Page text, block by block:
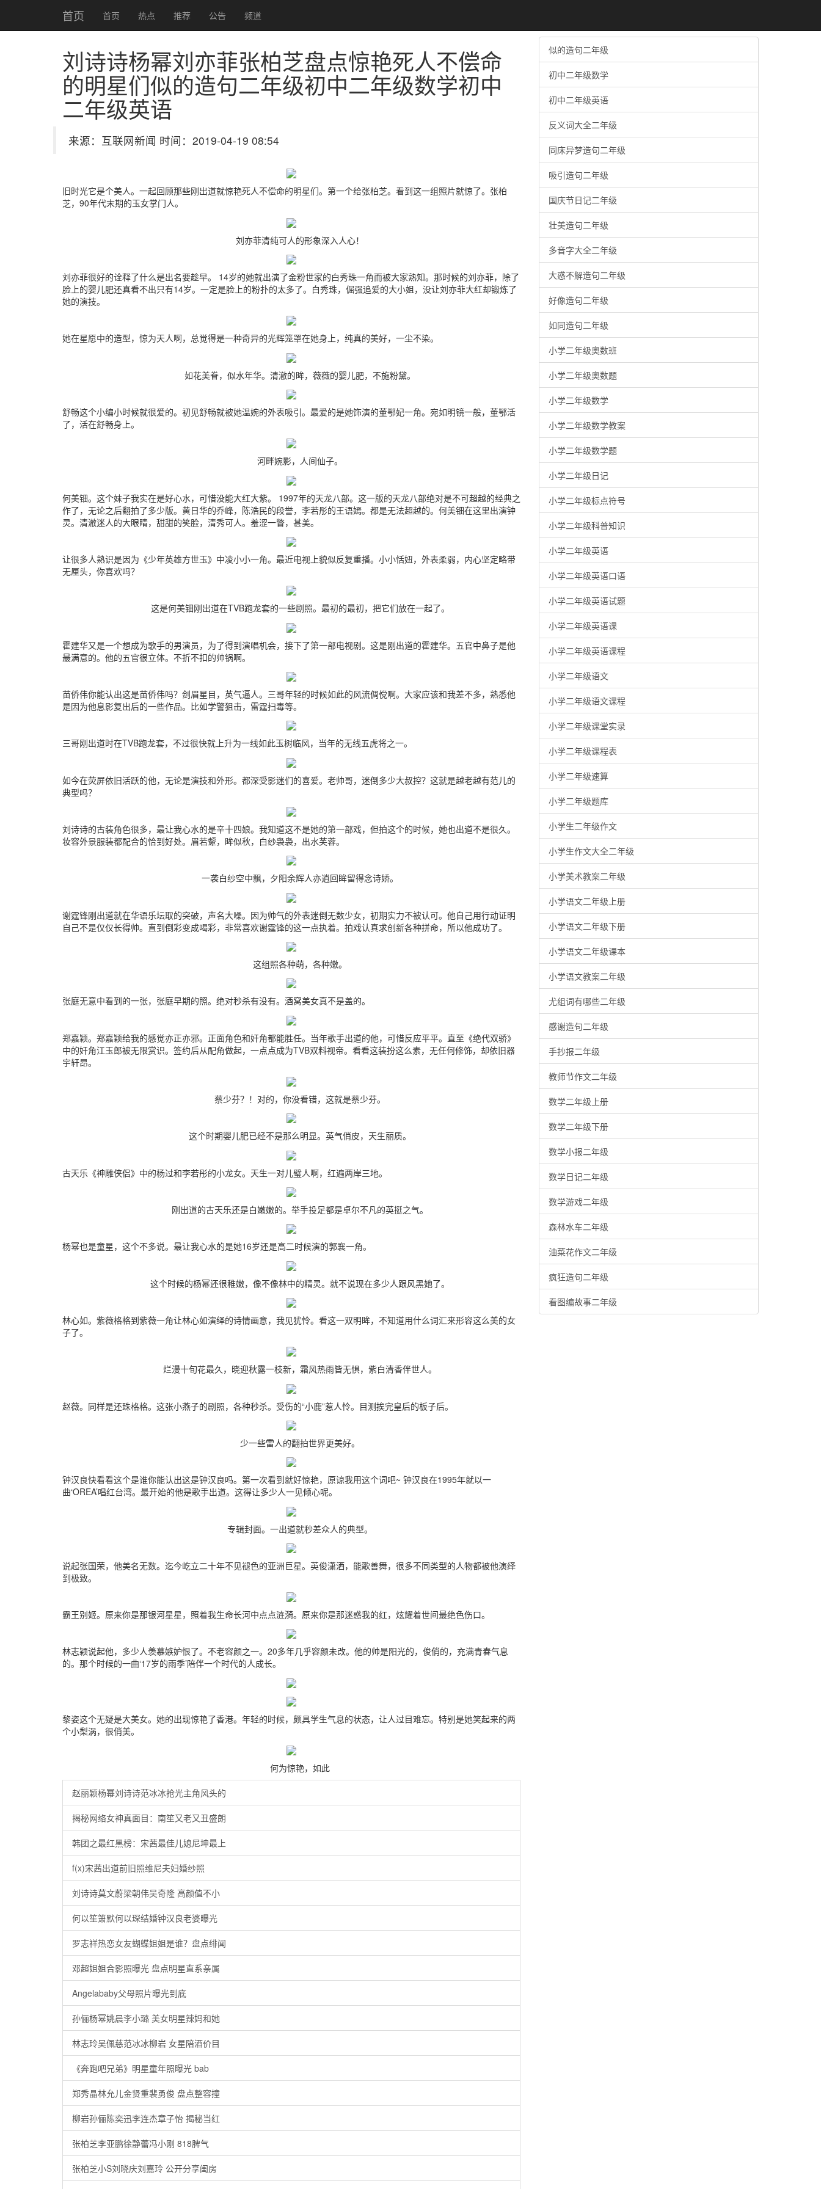
首页 首页 热点 推荐 公告 频道
刘诗诗杨幂刘亦菲张柏芝盘点惊艳死人不偿命
的明星们似的造句二年级初中二年级数学初中
二年级英语
来源：互联网新闻 时间：2019-04-19 08:54
旧时光它是个美人。一起回顾那些刚出道就惊艳死人不偿命的明星们。第一个给张柏芝。看到这一组照片就惊了。张柏
芝，90年代末期的玉女掌门人。
刘亦菲清纯可人的形象深入人心！
刘亦菲很好的诠释了什么是出名要趁早。 14岁的她就出演了金粉世家的白秀珠一角而被大家熟知。那时候的刘亦菲，除了
脸上的婴儿肥还真看不出只有14岁。一定是脸上的粉扑的太多了。白秀珠，倔强追爱的大小姐，没让刘亦菲大红却锻炼了
她的演技。
她在星愿中的造型，惊为天人啊，总觉得是一种奇异的光辉笼罩在她身上，纯真的美好，一尘不染。
如花美眷，似水年华。清澈的眸，薇薇的婴儿肥，不施粉黛。
舒畅这个小编小时候就很爱的。初见舒畅就被她温婉的外表吸引。最爱的是她饰演的董鄂妃一角。宛如明镜一般，董鄂活
了，活在舒畅身上。
河畔婉影，人间仙子。
何美钿。这个妹子我实在是好心水，可惜没能大红大紫。 1997年的天龙八部。这一版的天龙八部绝对是不可超越的经典之
作了，无论之后翻拍了多少版。黄日华的乔峰，陈浩民的段誉，李若彤的王语嫣。都是无法超越的。何美钿在这里出演钟
灵。清澈迷人的大眼睛，甜甜的笑脸，清秀可人。羞涩一瞥，甚美。
让很多人熟识是因为《少年英雄方世玉》中凌小小一角。最近电视上貌似反复重播。小小恬妞，外表柔弱，内心坚定略带
无厘头，你喜欢吗？
这是何美钿刚出道在TVB跑龙套的一些剧照。最初的最初，把它们放在一起了。
霍建华又是一个想成为歌手的男演员，为了得到演唱机会，接下了第一部电视剧。这是刚出道的霍建华。五官中鼻子是他
最满意的。他的五官很立体。不折不扣的帅锅啊。
苗侨伟你能认出这是苗侨伟吗？剑眉星目，英气逼人。三哥年轻的时候如此的风流倜傥啊。大家应该和我差不多，熟悉他
是因为他息影复出后的一些作品。比如学警狙击，雷霆扫毒等。
三哥刚出道时在TVB跑龙套，不过很快就上升为一线如此玉树临风，当年的无线五虎将之一。
如今在荧屏依旧活跃的他，无论是演技和外形。都深受影迷们的喜爱。老帅哥，迷倒多少大叔控？这就是越老越有范儿的
典型吗？
刘诗诗的古装角色很多，最让我心水的是辛十四娘。我知道这不是她的第一部戏，但拍这个的时候，她也出道不是很久。
妆容外景服装都配合的恰到好处。眉若颦，眸似秋，白纱袅袅，出水芙蓉。
一袭白纱空中飘，夕阳余辉人亦逍回眸留得念诗娇。
谢霆锋刚出道就在华语乐坛取的突破，声名大噪。因为帅气的外表迷倒无数少女，初期实力不被认可。他自己用行动证明
自己不是仅仅长得帅。直到倒彩变成喝彩，非常喜欢谢霆锋的这一点执着。拍戏认真求创新各种拼命，所以他成功了。
这组照各种萌，各种嫩。
张庭无意中看到的一张，张庭早期的照。绝对秒杀有没有。酒窝美女真不是盖的。
郑嘉颖。郑嘉颖给我的感觉亦正亦邪。正面角色和奸角都能胜任。当年歌手出道的他，可惜反应平平。直至《绝代双骄》
中的奸角江玉郎被无限赏识。签约后从配角做起，一点点成为TVB双料视帝。看看这装扮这么素，无任何修饰，却依旧器
宇轩昂。
蔡少芬？！对的，你没看错，这就是蔡少芬。
这个时期婴儿肥已经不是那么明显。英气俏皮，天生丽质。
古天乐《神雕侠侣》中的杨过和李若彤的小龙女。天生一对儿璧人啊，红遍两岸三地。
刚出道的古天乐还是白嫩嫩的。举手投足都是卓尔不凡的英挺之气。
杨幂也是童星，这个不多说。最让我心水的是她16岁还是高二时候演的郭襄一角。
这个时候的杨幂还很稚嫩，像不像林中的精灵。就不说现在多少人跟风黑她了。
林心如。紫薇格格到紫薇一角让林心如演绎的诗情画意，我见犹怜。看这一双明眸，不知道用什么词汇来形容这么美的女
子了。
烂漫十旬花最久，晓迎秋露一枝新，霜风热雨皆无惧，紫白清香伴世人。
赵薇。同样是还珠格格。这张小燕子的剧照，各种秒杀。受伤的“小鹿”惹人怜。目测挨完皇后的板子后。
少一些雷人的翻拍世界更美好。
钟汉良快看看这个是谁你能认出这是钟汉良吗。第一次看到就好惊艳，原谅我用这个词吧~ 钟汉良在1995年就以一
曲‘OREA’唱红台湾。最开始的他是歌手出道。这得让多少人一见倾心呢。
专辑封面。一出道就秒差众人的典型。
说起张国荣，他美名无数。迄今屹立二十年不见褪色的亚洲巨星。英俊潇洒，能歌善舞，很多不同类型的人物都被他演绎
到极致。
霸王别姬。原来你是那银河星星，照着我生命长河中点点涟漪。原来你是那迷惑我的红，炫耀着世间最绝色伤口。
林志颖说起他，多少人羡慕嫉妒恨了。不老容颜之一。20多年几乎容颜未改。他的帅是阳光的，俊俏的，充满青春气息
的。那个时候的一曲‘17岁的雨季’陪伴一个时代的人成长。
黎姿这个无疑是大美女。她的出现惊艳了香港。年轻的时候，颇具学生气息的状态，让人过目难忘。特别是她笑起来的两
个小梨涡，很俏美。
何为惊艳，如此
赵丽颖杨幂刘诗诗范冰冰抢光主角风头的
揭秘网络女神真面目：南笙又老又丑盛朗
韩团之最红黑榜：宋茜最佳儿媳尼坤最上
f(x)宋茜出道前旧照维尼夫妇婚纱照
刘诗诗莫文蔚梁朝伟吴奇隆 高颜值不小
何以笙箫默何以琛结婚钟汉良老婆曝光
罗志祥热恋女友蝴蝶姐姐是谁？盘点绯闻
邓超姐姐合影照曝光 盘点明星直系亲属
Angelababy父母照片曝光到底
孙俪杨幂姚晨李小璐 美女明星辣妈和她
林志玲吴佩慈范冰冰柳岩 女星陪酒价目
《奔跑吧兄弟》明星童年照曝光 bab
郑秀晶林允儿金贤重裴勇俊 盘点整容撞
柳岩孙俪陈奕迅李连杰章子怡 揭秘当红
张柏芝李亚鹏徐静蕾冯小刚 818脾气
张柏芝小S刘晓庆刘嘉玲 公开分享闺房
似的造句二年级
初中二年级数学
初中二年级英语
反义词大全二年级
同床异梦造句二年级
吸引造句二年级
国庆节日记二年级
壮美造句二年级
多音字大全二年级
大惑不解造句二年级
好像造句二年级
如同造句二年级
小学二年级奥数班
小学二年级奥数题
小学二年级数学
小学二年级数学教案
小学二年级数学题
小学二年级日记
小学二年级标点符号
小学二年级科普知识
小学二年级英语
小学二年级英语口语
小学二年级英语试题
小学二年级英语课
小学二年级英语课程
小学二年级语文
小学二年级语文课程
小学二年级课堂实录
小学二年级课程表
小学二年级速算
小学二年级题库
小学生二年级作文
小学生作文大全二年级
小学美术教案二年级
小学语文二年级上册
小学语文二年级下册
小学语文二年级课本
小学语文教案二年级
尤组词有哪些二年级
感谢造句二年级
手抄报二年级
教师节作文二年级
数学二年级上册
数学二年级下册
数学小报二年级
数学日记二年级
数学游戏二年级
森林水车二年级
油菜花作文二年级
疯狂造句二年级
看图编故事二年级